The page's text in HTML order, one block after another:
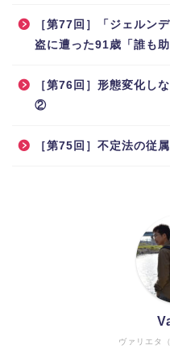
［第77回］「ジェルン
盗に遭った91歳「誰も
［第76回］形態変化し
②
［第75回］不定法の従
ヴァリエタ